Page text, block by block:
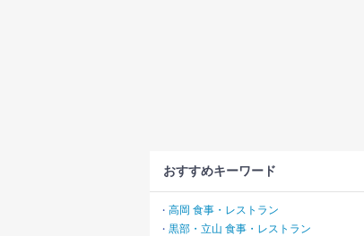
おすすめキーワード
・ 高岡 食事・レストラン
・ 黒部・立山 食事・レストラン